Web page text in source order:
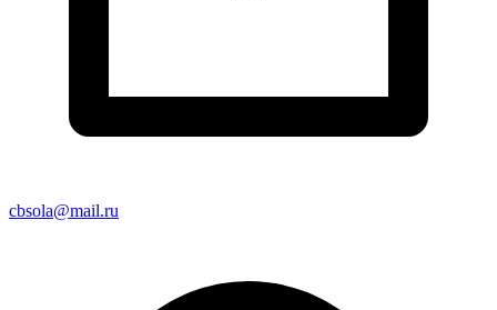
cbsola@mail.ru